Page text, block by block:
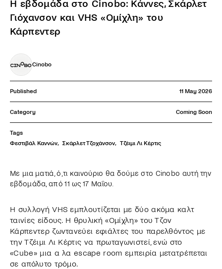
Η εβδομάδα στο Cinobo: Κάννες, Σκάρλετ
Γιόχανσον και VHS «Ομίχλη» του
Κάρπεντερ
Cinobo
Published 11 May 2026
Category Coming Soon
Tags
Φεστιβάλ Καννών, Σκάρλετ Τζοχάνσον, Τζέιμι Λι Κέρτις
Με μια ματιά, ό,τι καινούριο θα δούμε στο Cinobo αυτή την
εβδομάδα, από 11 ως 17 Μαΐου.
Η συλλογή VHS εμπλουτίζεται με δύο ακόμα καλτ
ταινίες είδους. Η θρυλική «Ομίχλη» του Τζον
Κάρπεντερ ζωντανεύει εφιάλτες του παρελθόντος με
την Τζέιμι Λι Κέρτις να πρωταγωνιστεί, ενώ στο
«Cube» μια α λα escape room εμπειρία μετατρέπεται
σε απόλυτο τρόμο.